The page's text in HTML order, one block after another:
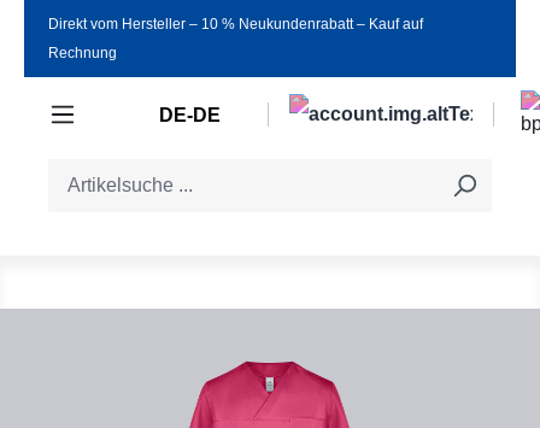
Zum Hauptinhalt springen
Direkt vom Hersteller ‒ 10 % Neukundenrabatt ‒ Kauf auf
Rechnung
DE-DE